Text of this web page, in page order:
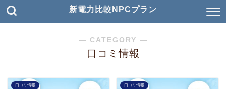
新電力比較NPCプラン
― CATEGORY ―
口コミ情報
口コミ情報 口コミ情報